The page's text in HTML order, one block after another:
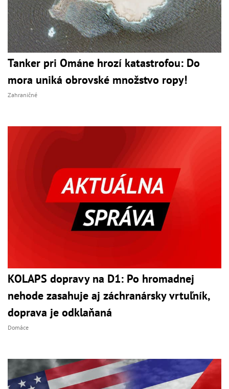
Tanker pri Ománe hrozí katastrofou: Do
mora uniká obrovské množstvo ropy!
Zahraničné
KOLAPS dopravy na D1: Po hromadnej
nehode zasahuje aj záchranársky vrtuľník,
doprava je odklaňaná
Domáce